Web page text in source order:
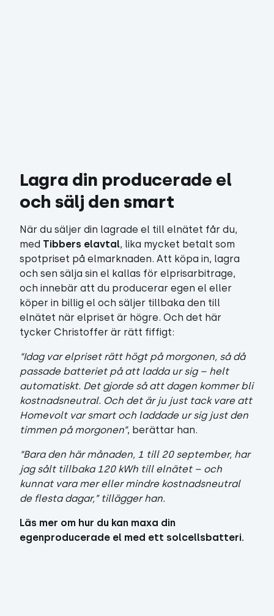
Lagra din producerade el
och sälj den smart
När du säljer din lagrade el till elnätet får du,
med Tibbers elavtal, lika mycket betalt som
spotpriset på elmarknaden. Att köpa in, lagra
och sen sälja sin el kallas för elprisarbitrage,
och innebär att du producerar egen el eller
köper in billig el och säljer tillbaka den till
elnätet när elpriset är högre. Och det här
tycker Christoffer är rätt fiffigt:
“Idag var elpriset rätt högt på morgonen, så då
passade batteriet på att ladda ur sig – helt
automatiskt. Det gjorde så att dagen kommer bli
kostnadsneutral. Och det är ju just tack vare att
Homevolt var smart och laddade ur sig just den
timmen på morgonen”, berättar han.
“Bara den här månaden, 1 till 20 september, har
jag sålt tillbaka 120 kWh till elnätet – och
kunnat vara mer eller mindre kostnadsneutral
de flesta dagar,” tillägger han.
Läs mer om hur du kan maxa din
egenproducerade el med ett solcellsbatteri.